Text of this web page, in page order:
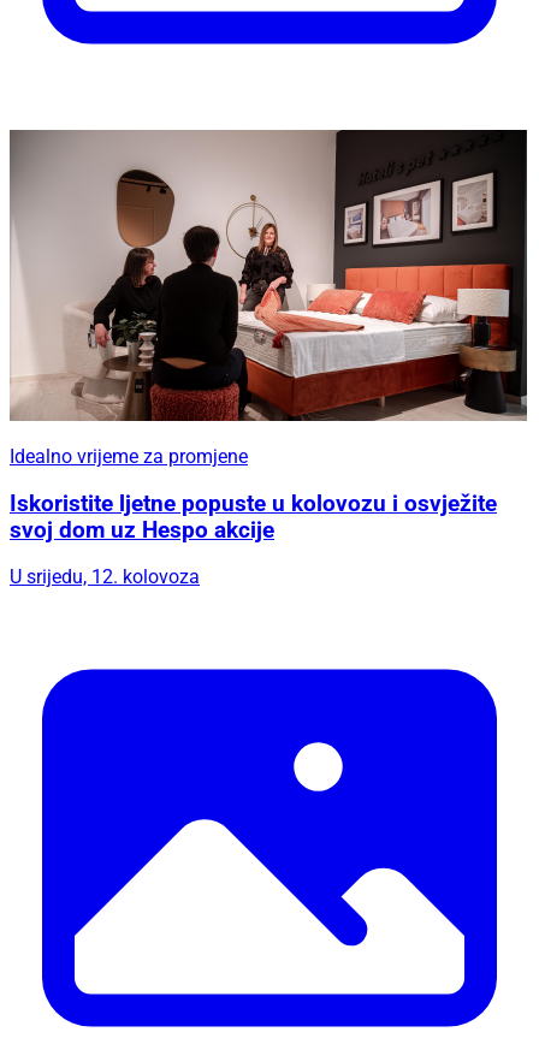
Idealno vrijeme za promjene
Iskoristite ljetne popuste u kolovozu i osvježite
svoj dom uz Hespo akcije
U srijedu, 12. kolovoza